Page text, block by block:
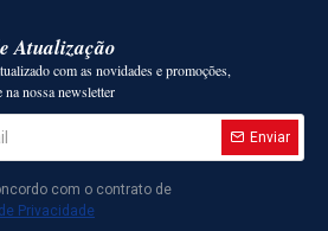
Atualização
com as novidades e promoções,
na nossa newsletter
Enviar
com o contrato de
Privacidade